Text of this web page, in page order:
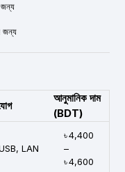
জন্য
জন্য
আনুমানিক দাম
(BDT)
LAN
৳ 4,400
–
৳ 4,600